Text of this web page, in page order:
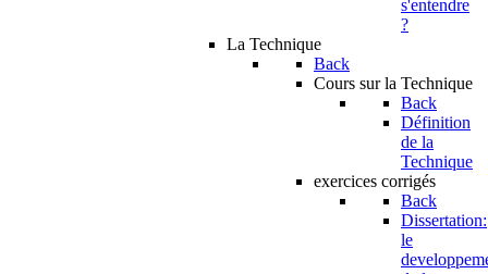
s'entendre
?
La Technique
Back
Cours sur la Technique
Back
Définition
de la
Technique
exercices corrigés
Back
Dissertation:
le